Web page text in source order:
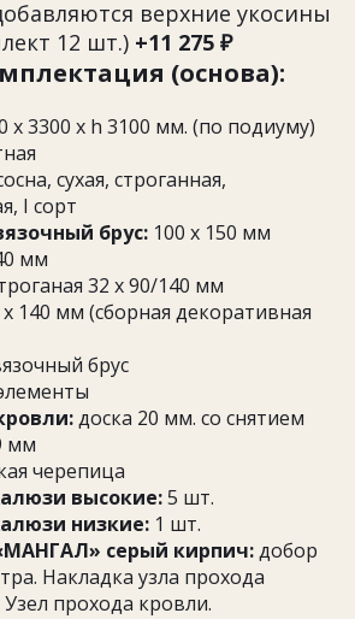
верхние укосины
12 шт.) +11 275 ₽
(основа):
х 3300 х h 3100 мм. (по подиуму)
сухая, строганная,
I сорт
брус: 100 х 150 мм
мм
32 х 90/140 мм
х 140 мм (сборная декоративная
брус
доска 20 мм. со снятием
мм
черепица
высокие:5 шт.
низкие: 1 шт.
серый кирпич:добор
Накладка узла прохода
прохода кровли.